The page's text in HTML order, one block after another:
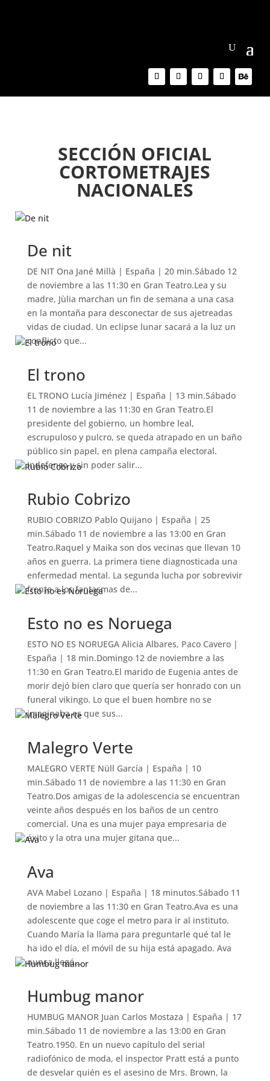
SECCIÓN OFICIAL
CORTOMETRAJES
NACIONALES
De nit
DE NIT Ona Jané Millà | España | 20 min.Sábado 12
de noviembre a las 11:30 en Gran Teatro.Lea y su
madre, Jùlia marchan un fin de semana a una casa
en la montaña para desconectar de sus ajetreadas
vidas de ciudad. Un eclipse lunar sacará a la luz un
conflicto que...
El trono
EL TRONO Lucía Jiménez | España | 13 min.Sábado
11 de noviembre a las 11:30 en Gran Teatro.El
presidente del gobierno, un hombre leal,
escrupuloso y pulcro, se queda atrapado en un baño
público sin papel, en plena campaña electoral.
Indefenso y sin poder salir...
Rubio Cobrizo
RUBIO COBRIZO Pablo Quijano | España | 25
min.Sábado 11 de noviembre a las 13:00 en Gran
Teatro.Raquel y Maika son dos vecinas que llevan 10
años en guerra. La primera tiene diagnosticada una
enfermedad mental. La segunda lucha por sobrevivir
frente a los fantasmas de...
Esto no es Noruega
ESTO NO ES NORUEGA Alicia Albares, Paco Cavero |
España | 18 min.Domingo 12 de noviembre a las
11:30 en Gran Teatro.El marido de Eugenia antes de
morir dejó bien claro que quería ser honrado con un
funeral vikingo. Lo que el buen hombre no se
imaginaba es que sus...
Malegro Verte
MALEGRO VERTE Nüll García | España | 10
min.Sábado 11 de noviembre a las 11:30 en Gran
Teatro.Dos amigas de la adolescencia se encuentran
veinte años después en los baños de un centro
comercial. Una es una mujer paya empresaria de
éxito y la otra una mujer gitana que...
Ava
AVA Mabel Lozano | España | 18 minutos.Sábado 11
de noviembre a las 11:30 en Gran Teatro.Ava es una
adolescente que coge el metro para ir al instituto.
Cuando María la llama para preguntarle qué tal le
ha ido el día, el móvil de su hija está apagado. Ava
nunca llegó...
Humbug manor
HUMBUG MANOR Juan Carlos Mostaza | España | 17
min.Sábado 11 de noviembre a las 13:00 en Gran
Teatro.1950. En un nuevo capítulo del serial
radiofónico de moda, el inspector Pratt está a punto
de desvelar quién es el asesino de Mrs. Brown, la